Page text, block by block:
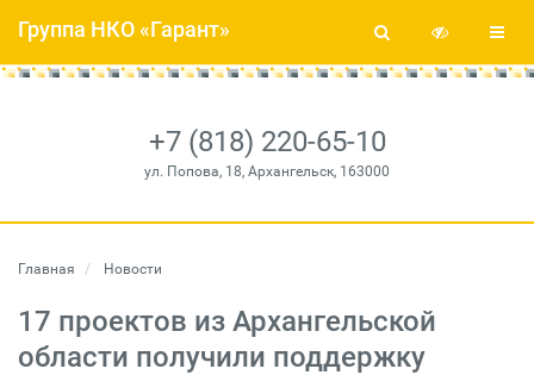
+7 (818) 220-65-10
ул. Попова, 18, Архангельск, 163000
Группа НКО «Гарант»
Главная Новости
17 проектов из Архангельской
области получили поддержку